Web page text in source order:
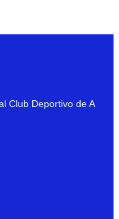
Club Deportivo de A